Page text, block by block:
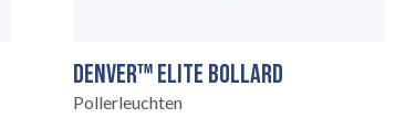
DENVER™ ELITE BOLLARD
Pollerleuchten